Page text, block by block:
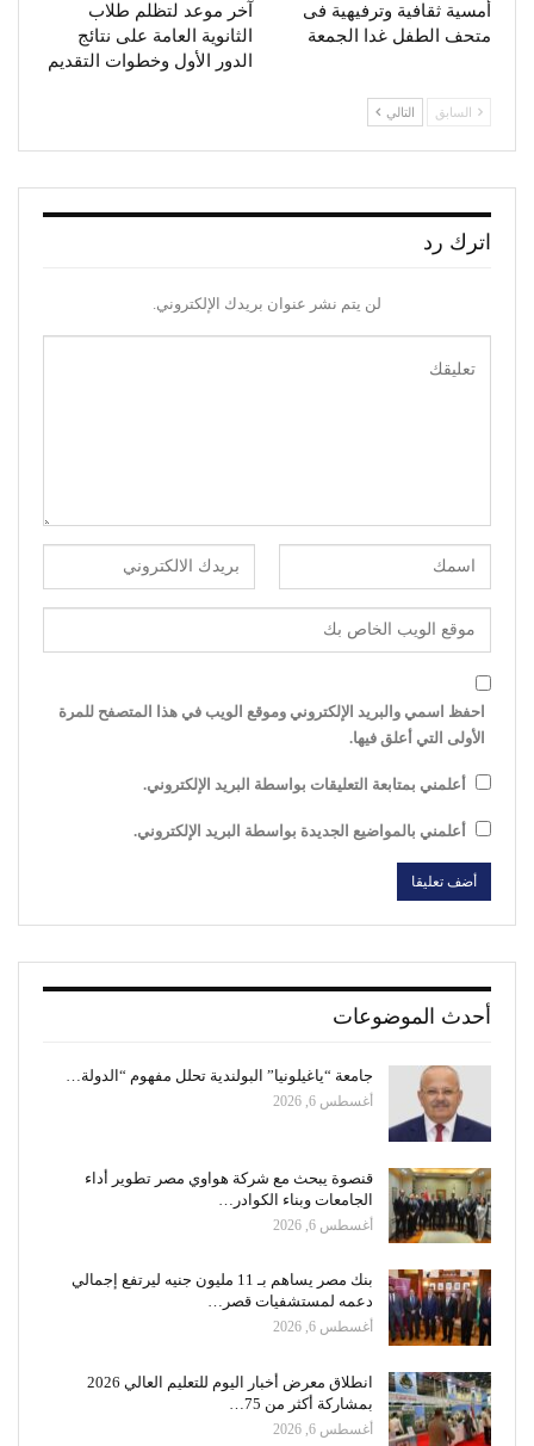
أمسية ثقافية وترفيهية فى
متحف الطفل غدا الجمعة
آخر موعد لتظلم طلاب
الثانوية العامة على نتائج
الدور الأول وخطوات التقديم
السابق التالي
اترك رد
لن يتم نشر عنوان بريدك الإلكتروني.
احفظ اسمي والبريد الإلكتروني وموقع الويب في هذا المتصفح للمرة
الأولى التي أعلق فيها.
أعلمني بمتابعة التعليقات بواسطة البريد الإلكتروني.
أعلمني بالمواضيع الجديدة بواسطة البريد الإلكتروني.
أحدث الموضوعات
جامعة “ياغيلونيا” البولندية تحلل مفهوم “الدولة…
أغسطس 6, 2026
قنصوة يبحث مع شركة هواوي مصر تطوير أداء
الجامعات وبناء الكوادر…
أغسطس 6, 2026
بنك مصر يساهم بـ 11 مليون جنيه ليرتفع إجمالي
دعمه لمستشفيات قصر…
أغسطس 6, 2026
انطلاق معرض أخبار اليوم للتعليم العالي 2026
بمشاركة أكثر من 75…
أغسطس 6, 2026